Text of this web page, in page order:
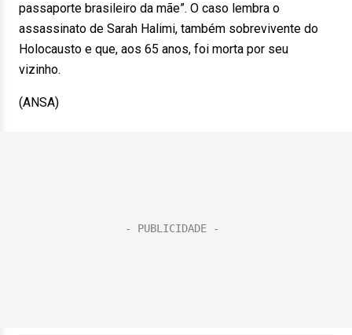
passaporte brasileiro da mãe”. O caso lembra o
assassinato de Sarah Halimi, também sobrevivente do
Holocausto e que, aos 65 anos, foi morta por seu
vizinho.
(ANSA)